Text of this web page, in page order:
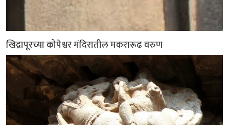
खिद्रापूरच्या कोपेश्वर मंदिरातील मकरारूढ वरुण